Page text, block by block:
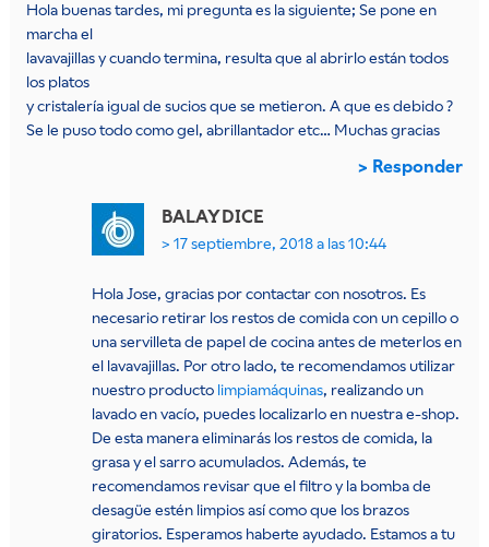
Hola buenas tardes, mi pregunta es la siguiente; Se pone en
marcha el
lavavajillas y cuando termina, resulta que al abrirlo están todos
los platos
y cristalería igual de sucios que se metieron. A que es debido ?
Se le puso todo como gel, abrillantador etc… Muchas gracias
Responder
BALAYDICE
17 septiembre, 2018 a las 10:44
Hola Jose, gracias por contactar con nosotros. Es
necesario retirar los restos de comida con un cepillo o
una servilleta de papel de cocina antes de meterlos en
el lavavajillas. Por otro lado, te recomendamos utilizar
nuestro producto limpiamáquinas, realizando un
lavado en vacío, puedes localizarlo en nuestra e-shop.
De esta manera eliminarás los restos de comida, la
grasa y el sarro acumulados. Además, te
recomendamos revisar que el filtro y la bomba de
desagüe estén limpios así como que los brazos
giratorios. Esperamos haberte ayudado. Estamos a tu